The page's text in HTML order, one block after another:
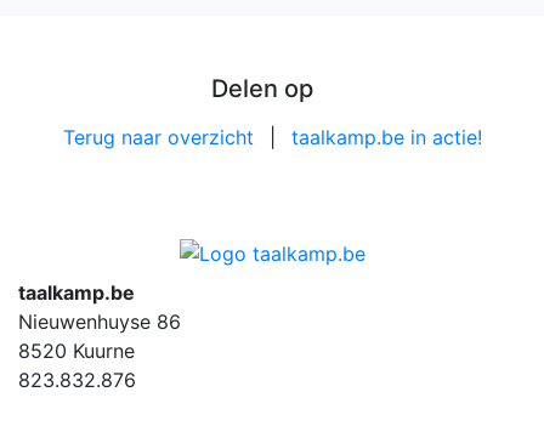
Delen op
Terug naar overzicht taalkamp.be in actie!
taalkamp.be
Nieuwenhuyse 86
8520 Kuurne
823.832.876